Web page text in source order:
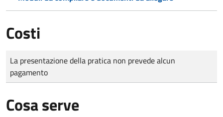
Costi
Tipo di pagamento
Importo
La presentazione della pratica non prevede alcun
pagamento
Cosa serve